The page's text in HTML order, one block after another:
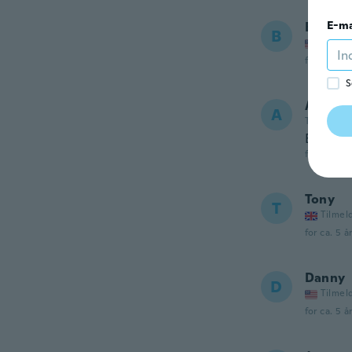
B Bryan
for ca. 5
A Tilmeldt
for ca. 5 år
T Tony
for ca. 5
D Danny
for ca. 5
E-